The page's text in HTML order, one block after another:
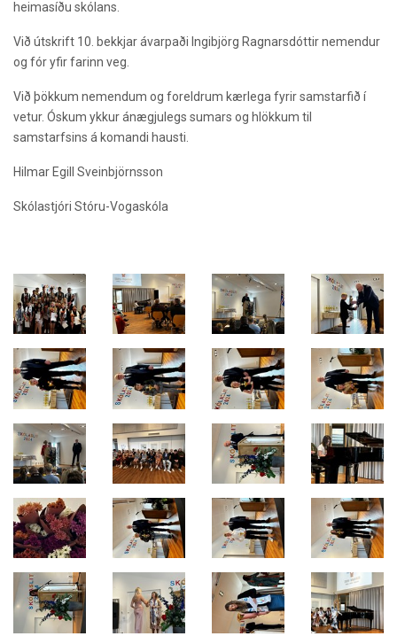
heimasíðu skólans.
Við útskrift 10. bekkjar ávarpaði Ingibjörg Ragnarsdóttir nemendur
og fór yfir farinn veg.
Við þökkum nemendum og foreldrum kærlega fyrir samstarfið í
vetur. Óskum ykkur ánægjulegs sumars og hlökkum til
samstarfsins á komandi hausti.
Hilmar Egill Sveinbjörnsson
Skólastjóri Stóru-Vogaskóla